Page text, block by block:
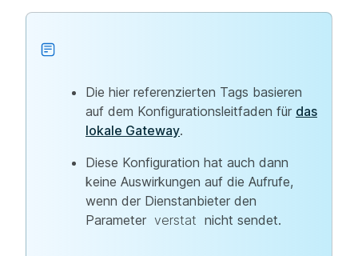
Die hier referenzierten Tags basieren
auf dem Konfigurationsleitfaden für das
lokale Gateway.
Diese Konfiguration hat auch dann
keine Auswirkungen auf die Aufrufe,
wenn der Dienstanbieter den
Parameter verstat nicht sendet.